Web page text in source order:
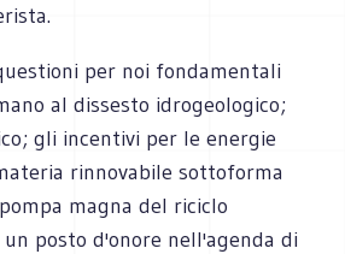
per noi fondamentali
al dissesto idrogeologico;
gli incentivi per le energie
rinnovabile sottoforma
magna del riciclo
posto d'onore nell'agenda di